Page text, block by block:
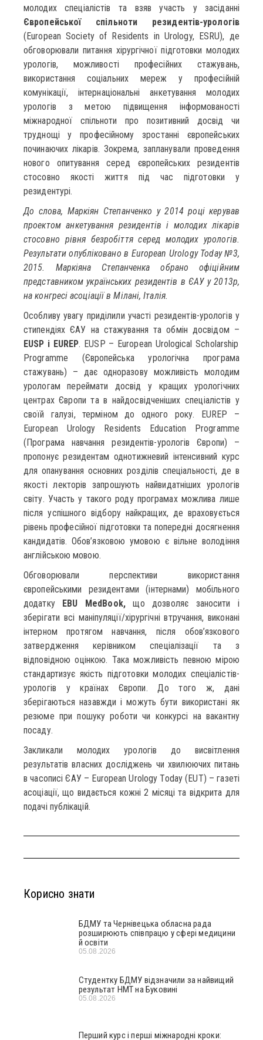
молодих спеціалістів та взяв участь у засіданні
Європейської спільноти резидентів-урологів
(European Society of Residents in Urology, ESRU), де
обговорювали питання хірургічної підготовки молодих
урологів, можливості професійних стажувань,
використання соціальних мереж у професійній
комунікації, інтернаціональні анкетування молодих
урологів з метою підвищення інформованості
міжнародної спільноти про позитивний досвід чи
труднощі у професійному зростанні європейських
починаючих лікарів. Зокрема, запланували проведення
нового опитування серед європейських резидентів
стосовно якості життя під час підготовки у
резидентурі.
До слова, Маркіян Степанченко у 2014 році керував
проектом анкетування резидентів і молодих лікарів
стосовно рівня безробіття серед молодих урологів.
Результати опубліковано в European Urology Today №3,
2015. Маркіяна Степанченка обрано офіційним
представником українських резидентів в ЄАУ у 2013р,
на конгресі асоціації в Мілані, Італія.
Особливу увагу приділили участі резидентів-урологів у
стипендіях ЄАУ на стажування та обмін досвідом –
EUSP і EUREP. EUSP – European Urological Scholarship
Programme (Європейська урологічна програма
стажувань) – дає одноразову можливість молодим
урологам переймати досвід у кращих урологічних
центрах Європи та в найдосвідченіших спеціалістів у
своїй галузі, терміном до одного року. EUREP –
European Urology Residents Education Programme
(Програма навчання резидентів-урологів Європи) –
пропонує резидентам однотижневий інтенсивний курс
для опанування основних розділів спеціальності, де в
якості лекторів запрошують найвидатніших урологів
світу. Участь у такого роду програмах можлива лише
після успішного відбору найкращих, де враховується
рівень професійної підготовки та попередні досягнення
кандидатів. Обов’язковою умовою є вільне володіння
англійською мовою.
Обговорювали перспективи використання
європейськими резидентами (інтернами) мобільного
додатку EBU MedBook,що дозволяє заносити і
зберігати всі маніпуляції/хірургічні втручання, виконані
інтерном протягом навчання, після обов’язкового
затвердження керівником спеціалізації та з
відповідною оцінкою. Така можливість певною мірою
стандартизує якість підготовки молодих спеціалістів-
урологів у країнах Європи. До того ж, дані
зберігаються назавжди і можуть бути використані як
резюме при пошуку роботи чи конкурсі на вакантну
посаду.
Закликали молодих урологів до висвітлення
результатів власних досліджень чи хвилюючих питань
в часописі ЄАУ – European Urology Today (EUT) – газеті
асоціації, що видається кожні 2 місяці та відкрита для
подачі публікацій.
Корисно знати
БДМУ та Чернівецька обласна рада
розширюють співпрацю у сфері медицини
й освіти
05.08.2026
Студентку БДМУ відзначили за найвищий
результат НМТ на Буковині
05.08.2026
Перший курс і перші міжнародні кроки: